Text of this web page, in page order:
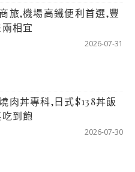
旅,機場高鐵便利首選,豐
相宜
2026-07-31
肉丼專科,日式$138丼飯
到飽
2026-07-30